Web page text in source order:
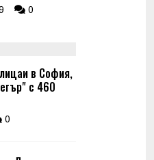
0
в София,
с 460
0